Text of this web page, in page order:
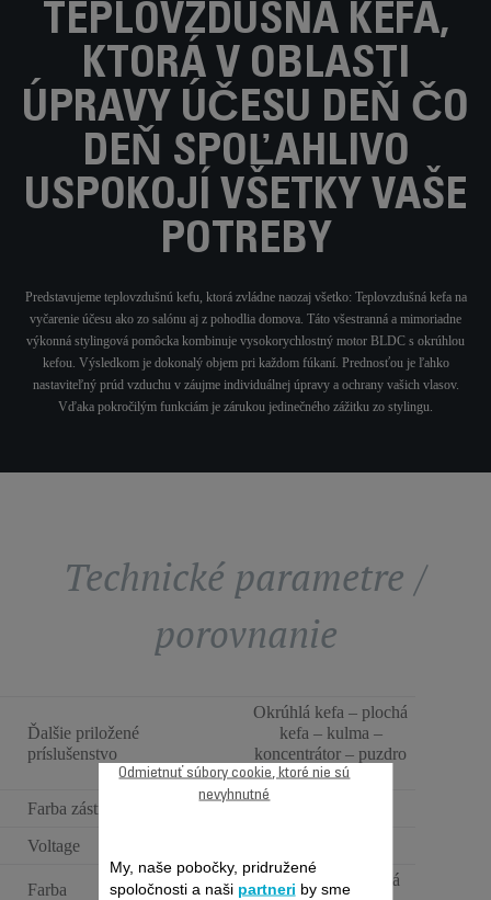
TEPLOVZDUŠNÁ KEFA,
KTORÁ V OBLASTI
ÚPRAVY ÚČESU DEŇ ČO
DEŇ SPOĽAHLIVO
USPOKOJÍ VŠETKY VAŠE
POTREBY
Predstavujeme teplovzdušnú kefu, ktorá zvládne naozaj všetko: Teplovzdušná kefa na
vyčarenie účesu ako zo salónu aj z pohodlia domova. Táto všestranná a mimoriadne
výkonná stylingová pomôcka kombinuje vysokorychlostný motor BLDC s okrúhlou
kefou. Výsledkom je dokonalý objem pri každom fúkaní. Prednosťou je ľahko
nastaviteľný prúd vzduchu v záujme individuálnej úpravy a ochrany vašich vlasov.
Vďaka pokročilým funkciám je zárukou jedinečného zážitku zo stylingu.
Technické parametre /
porovnanie
Ďalšie priložené
príslušenstvo
Okrúhlá kefa – plochá
kefa – kulma –
koncentrátor – puzdro
+ puzdro na kefu
Farba zástrčky
Voltage
Farba
Black glama + letná
My, naše pobočky, pridružené
spoločnosti a naši partneri by sme
Odmietnuť súbory cookie, ktoré nie sú
nevyhnutné